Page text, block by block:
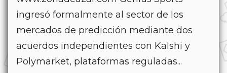
ingresó formalmente al sector de los
mercados de predicción mediante dos
acuerdos independientes con Kalshi y
Polymarket, plataformas reguladas...